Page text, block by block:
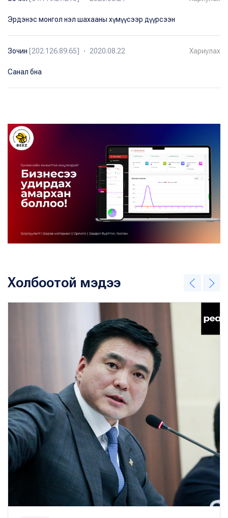
Эрдэнэс монгол нэл шахааны хүмүүсээр дүүрсээн
Зочин [202.126.89.65] ・ 2020.08.22 Хариулах
Санал бна
Холбоотой мэдээ